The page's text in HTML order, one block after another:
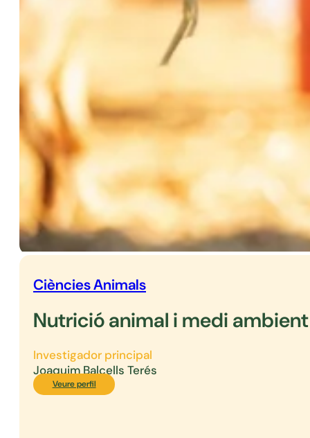
Ciències Animals
Nutrició animal i medi ambient
Investigador principal
Joaquim Balcells Terés
Veure perfil